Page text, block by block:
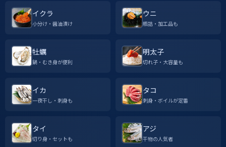
イクラ
小分け・醤油漬け
ウニ
瓶詰・加工品も
牡蠣
鍋・むき身が便利
明太子
切れ子・大容量も
イカ
一夜干し・刺身も
タコ
刺身・ボイルが定番
タイ
切り身・セットも
アジ
干物の人気者